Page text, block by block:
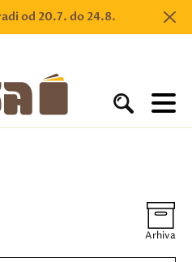
od 20.7. do 24.8.
Arhiva